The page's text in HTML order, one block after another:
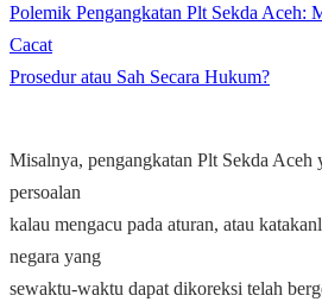
Polemik Pengangkatan Plt Sekda Aceh:
Cacat
Prosedur atau Sah Secara Hukum?
Misalnya, pengangkatan Plt Sekda Aceh
persoalan
kalau mengacu pada aturan, atau
negara yang
sewaktu-waktu dapat dikoreksi telah